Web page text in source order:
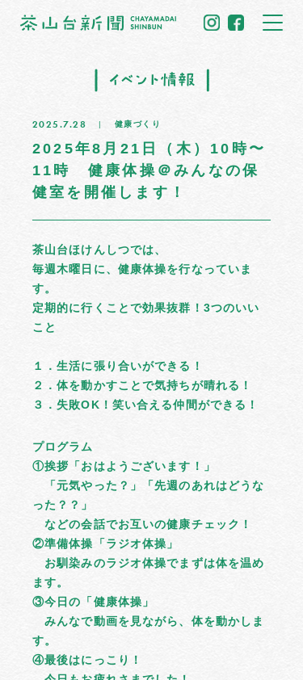
トップ
住民だより
イベント情報
募集掲示板
茶山のひと
まちの記憶
2025.7.28 健康づくり
2025年8月21日（木）10時〜
11時 健康体操＠みんなの保
健室を開催します！
茶山台ほけんしつでは、
毎週木曜日に、健康体操を行なっていま
す。
定期的に行くことで効果抜群！3つのいい
こと
１．生活に張り合いができる！
２．体を動かすことで気持ちが晴れる！
３．失敗OK！笑い合える仲間ができる！
プログラム
①挨拶「おはようございます！」
「元気やった？」「先週のあれはどうな
った？？」
などの会話でお互いの健康チェック！
②準備体操「ラジオ体操」
お馴染みのラジオ体操でまずは体を温め
ます。
③今日の「健康体操」
みんなで動画を見ながら、体を動かしま
す。
④最後はにっこり！